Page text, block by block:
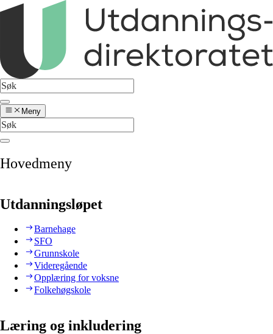
Meny
Hovedmeny
Utdanningsløpet
Barnehage
SFO
Grunnskole
Videregående
Opplæring for voksne
Folkehøgskole
Læring og inkludering